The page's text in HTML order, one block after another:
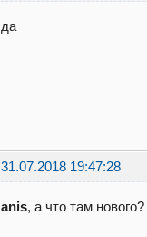
да
31.07.2018 19:47:28
anis, а что там